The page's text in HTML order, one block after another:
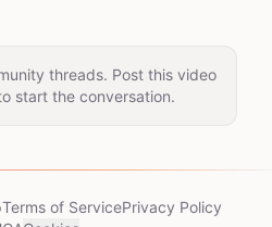
threads. Post this video
start the conversation.
Terms of ServicePrivacy Policy